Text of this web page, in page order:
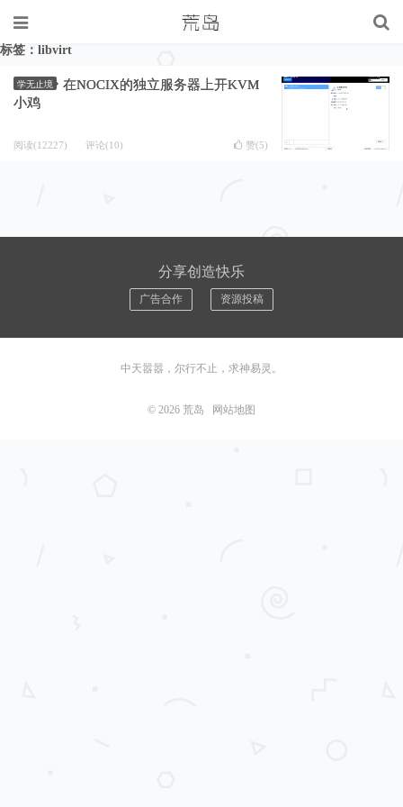
标签：libvirt
学无止境
在NOCIX的独立服务器上开KVM
小鸡
阅读(12227) 评论(10) 赞(5)
分享创造快乐
广告合作 资源投稿
中天嚣嚣，尔行不止，求神易灵。
© 2026 荒岛 网站地图